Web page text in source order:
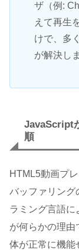
ザ（例:
えて再生
けで、多
が解決し
JavaScript
順
HTML5動画プ
バッファリング
ラミング言語
が何らかの理由
体が正常に機能